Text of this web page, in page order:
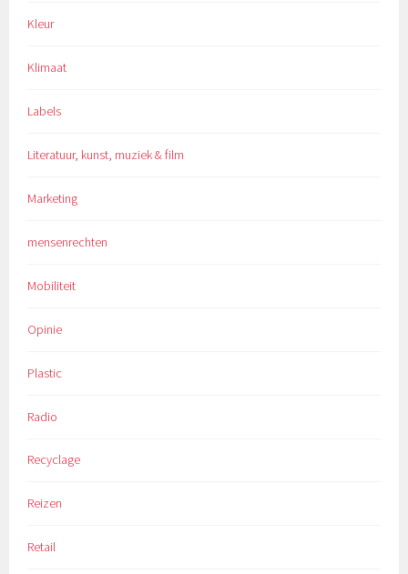
Kleur
Klimaat
Labels
Literatuur, kunst, muziek & film
Marketing
mensenrechten
Mobiliteit
Opinie
Plastic
Radio
Recyclage
Reizen
Retail